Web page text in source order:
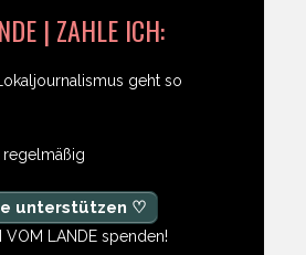
| ZAHLE ICH:
geht so
unterstützen ♡
VOM LANDE spenden!